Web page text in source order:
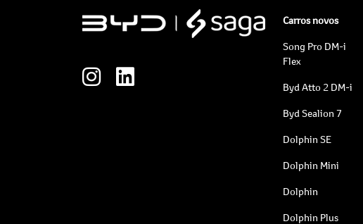
Carros novos
Song Pro DM-i
Flex
Byd Atto 2 DM-i
Byd Sealion 7
Dolphin SE
Dolphin Mini
Dolphin
Dolphin Plus